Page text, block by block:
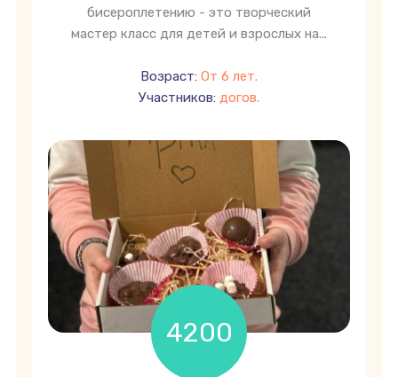
бисероплетению - это творческий
мастер класс для детей и взрослых на...
Возраст: От 6 лет.
Участников: догов.
4200